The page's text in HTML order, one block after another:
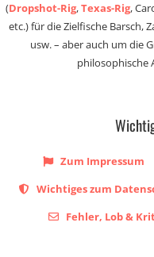
(Dropshot-Rig,Texas-Rig,
etc.) für die Zielfische Barsch,
usw. – aber auch um die
philosophische
Zum Impressum
Wichtiges zum
Fehler, Lob &